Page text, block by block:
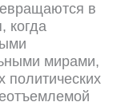
в
когда
мирами,
политических